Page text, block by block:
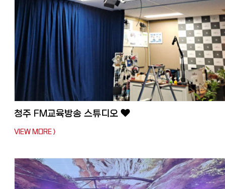
청주 FM교육방송 스튜디오
VIEW MORE >